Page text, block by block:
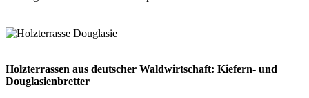
Holzterrassen aus deutscher Waldwirtschaft: Kiefern- und
Douglasienbretter